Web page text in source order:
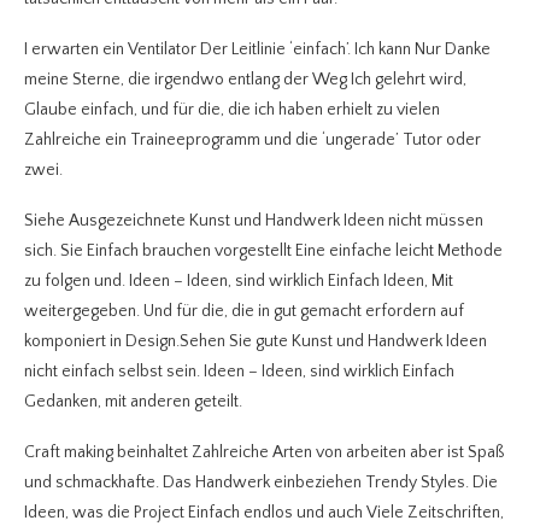
I erwarten ein Ventilator Der Leitlinie ‘einfach’. Ich kann Nur Danke
meine Sterne, die irgendwo entlang der Weg Ich gelehrt wird,
Glaube einfach, und für die, die ich haben erhielt zu vielen
Zahlreiche ein Traineeprogramm und die ‘ungerade’ Tutor oder
zwei.
Siehe Ausgezeichnete Kunst und Handwerk Ideen nicht müssen
sich. Sie Einfach brauchen vorgestellt Eine einfache leicht Methode
zu folgen und. Ideen – Ideen, sind wirklich Einfach Ideen, Mit
weitergegeben. Und für die, die in gut gemacht erfordern auf
komponiert in Design.Sehen Sie gute Kunst und Handwerk Ideen
nicht einfach selbst sein. Ideen – Ideen, sind wirklich Einfach
Gedanken, mit anderen geteilt.
Craft making beinhaltet Zahlreiche Arten von arbeiten aber ist Spaß
und schmackhafte. Das Handwerk einbeziehen Trendy Styles. Die
Ideen, was die Project Einfach endlos und auch Viele Zeitschriften,